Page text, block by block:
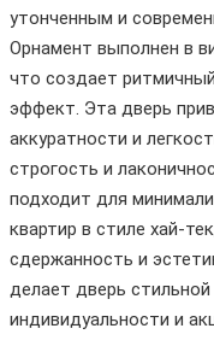
утонченным и
Орнамент выполнен в
что создает
эффект. Эта дверь
аккуратности и
строгость и
подходит для
квартир в стиле хай-
сдержанность и
делает дверь
индивидуальности и